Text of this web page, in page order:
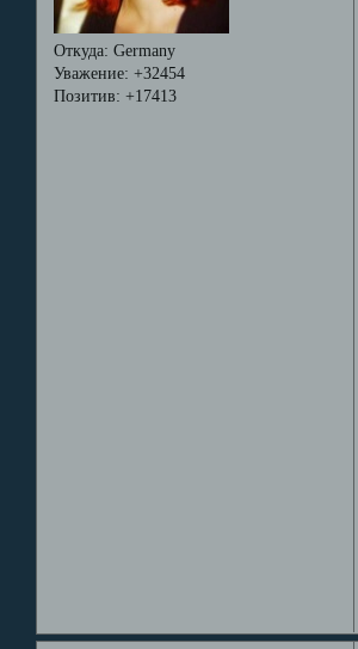
Откуда: Germany
Уважение: +32454
Позитив: +17413